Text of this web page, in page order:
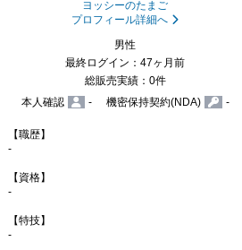
ヨッシーのたまご
プロフィール詳細へ
男性
最終ログイン：47ヶ月前
総販売実績：0件
本人確認
- 機密保持契約(NDA) -
【職歴】
-
【資格】
-
【特技】
-